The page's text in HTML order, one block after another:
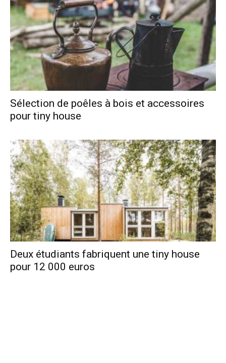
Sélection de poêles à bois et accessoires
pour tiny house
Deux étudiants fabriquent une tiny house
pour 12 000 euros